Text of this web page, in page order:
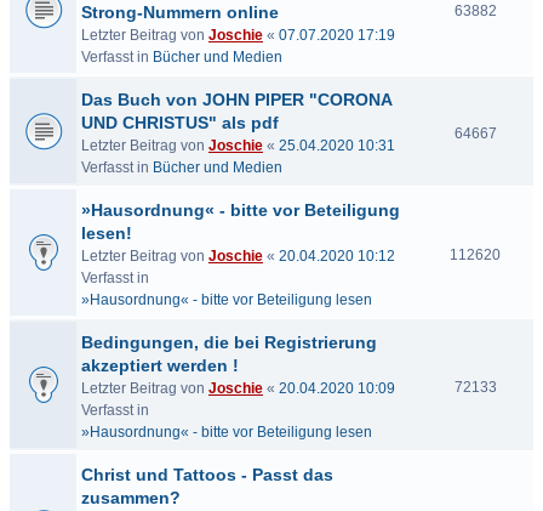
Strong-Nummern online
Letzter Beitrag von Joschie « 07.07.2020 17:19
Verfasst in Bücher und Medien
63882
Das Buch von JOHN PIPER "CORONA
UND CHRISTUS" als pdf
Letzter Beitrag von Joschie « 25.04.2020 10:31
Verfasst in Bücher und Medien
64667
»Hausordnung« - bitte vor Beteiligung
lesen!
Letzter Beitrag von Joschie « 20.04.2020 10:12
Verfasst in
»Hausordnung« - bitte vor Beteiligung lesen
112620
Bedingungen, die bei Registrierung
akzeptiert werden !
Letzter Beitrag von Joschie « 20.04.2020 10:09
Verfasst in
»Hausordnung« - bitte vor Beteiligung lesen
72133
Christ und Tattoos - Passt das
zusammen?